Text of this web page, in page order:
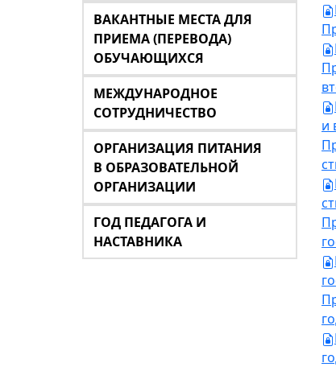
ВАКАНТНЫЕ МЕСТА ДЛЯ
ПРИЕМА (ПЕРЕВОДА)
ОБУЧАЮЩИХСЯ
МЕЖДУНАРОДНОЕ
СОТРУДНИЧЕСТВО
ОРГАНИЗАЦИЯ ПИТАНИЯ
В ОБРАЗОВАТЕЛЬНОЙ
ОРГАНИЗАЦИИ
ГОД ПЕДАГОГА И
НАСТАВНИКА
и